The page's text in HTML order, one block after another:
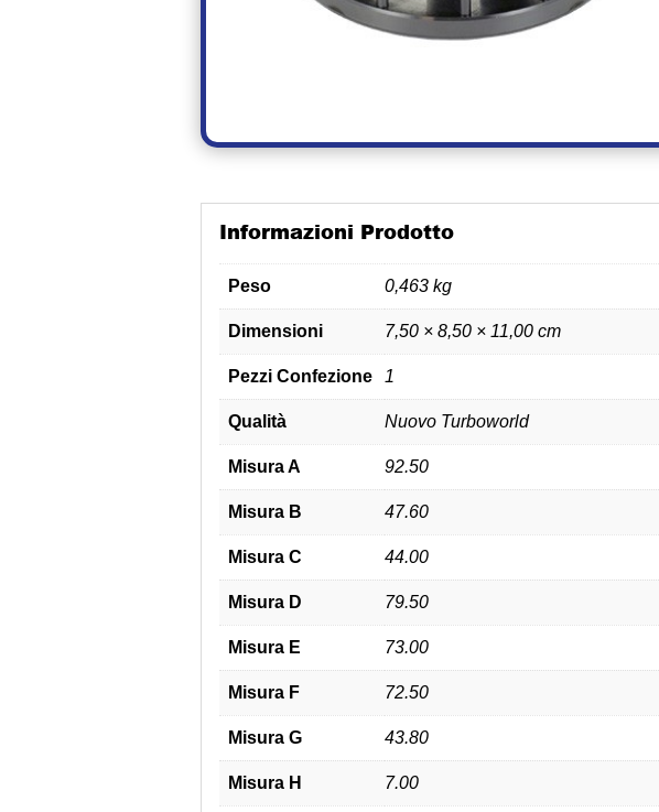
Informazioni Prodotto
Peso 0,463 kg
Dimensioni 7,50 × 8,50 × 11,00 cm
Pezzi Confezione 1
Qualità Nuovo Turboworld
Misura A 92.50
Misura B 47.60
Misura C 44.00
Misura D 79.50
Misura E 73.00
Misura F 72.50
Misura G 43.80
Misura H 7.00